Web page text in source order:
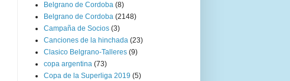
Belgrano de Cordoba (8)
Belgrano de Cordoba (2148)
Campaña de Socios (3)
Canciones de la hinchada (23)
Clasico Belgrano-Talleres (9)
copa argentina (73)
Copa de la Superliga 2019 (5)